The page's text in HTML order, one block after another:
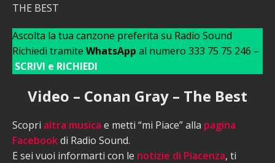
THE BEST
Ascolta la tua canzone preferita su Radio Sound
Richiedi tramite WhatsApp al numero 333 75 75 246 –
SCRIVI e RICHIEDI
Video – Conan Gray – The Best
Scopri altra musica e metti “mi Piace” alla pagina
Facebookdi Radio Sound.
E sei vuoi informarti con le notizie di Piacenza, ti